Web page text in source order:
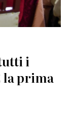
i
la prima